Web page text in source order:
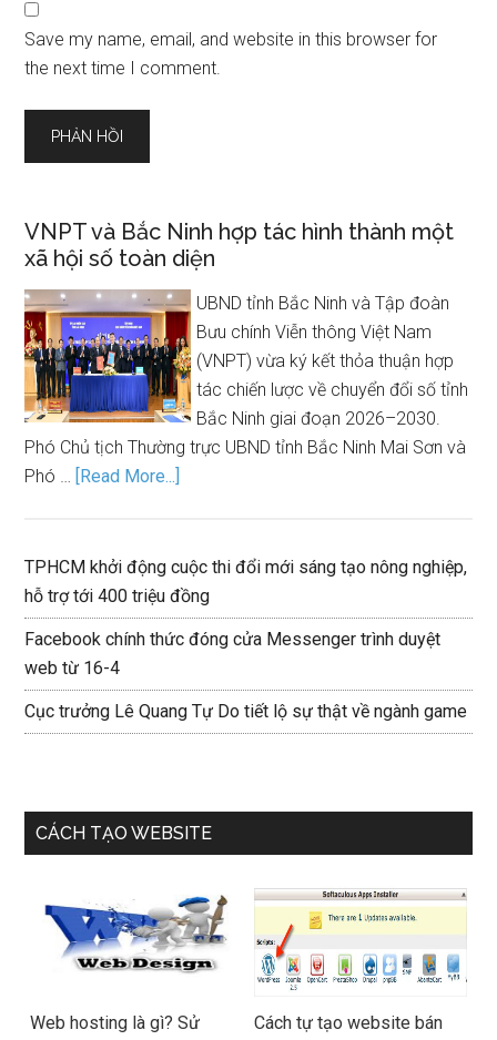
Save my name, email, and website in this browser for
the next time I comment.
VNPT và Bắc Ninh hợp tác hình thành một
xã hội số toàn diện
UBND tỉnh Bắc Ninh và Tập đoàn
Bưu chính Viễn thông Việt Nam
(VNPT) vừa ký kết thỏa thuận hợp
tác chiến lược về chuyển đổi số tỉnh
Bắc Ninh giai đoạn 2026–2030.
Phó Chủ tịch Thường trực UBND tỉnh Bắc Ninh Mai Sơn và
Phó … [Read More...]
TPHCM khởi động cuộc thi đổi mới sáng tạo nông nghiệp,
hỗ trợ tới 400 triệu đồng
Facebook chính thức đóng cửa Messenger trình duyệt
web từ 16-4
Cục trưởng Lê Quang Tự Do tiết lộ sự thật về ngành game
CÁCH TẠO WEBSITE
Web hosting là gì? Sử
Cách tự tạo website bán